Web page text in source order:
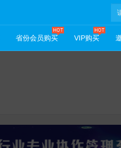
省份会员购买 VIP购买